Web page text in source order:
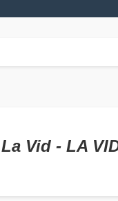
Vid - LA